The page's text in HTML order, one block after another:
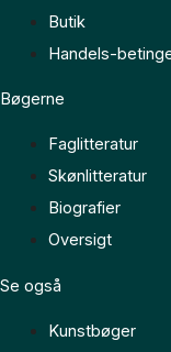
Butik
Handels-
Bøgerne
Faglitteratur
Skønlitteratur
Biografier
Oversigt
Se også
Kunstbøger